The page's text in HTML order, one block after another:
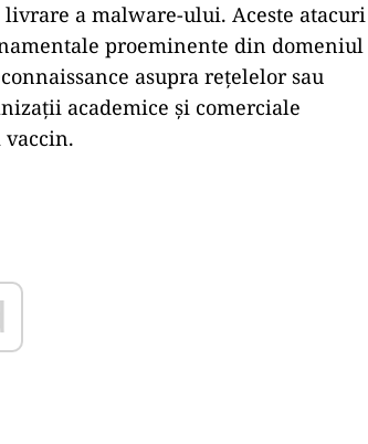
a malware-ului. Aceste atacuri
proeminente din domeniul
asupra rețelelor sau
academice și comerciale